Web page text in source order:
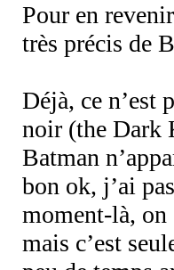
Pour en
très précis de
Déjà, ce n’est
noir (the Dark
Batman
bon ok, j’ai
moment-là,
mais c’est